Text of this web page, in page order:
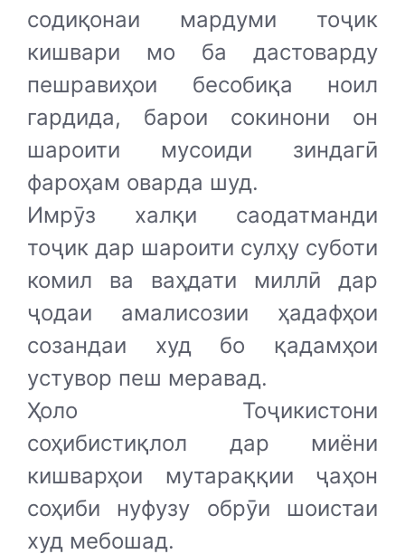
содиқонаи мардуми тоҷик
кишвари мо ба дастоварду
пешравиҳои бесобиқа ноил
гардида, барои сокинони он
шароити мусоиди зиндагӣ
фароҳам оварда шуд.
Имрӯз халқи саодатманди
тоҷик дар шароити сулҳу суботи
комил ва ваҳдати миллӣ дар
ҷодаи амалисозии ҳадафҳои
созандаи худ бо қадамҳои
устувор пеш меравад.
Ҳоло Тоҷикистони
соҳибистиқлол дар миёни
кишварҳои мутараққии ҷаҳон
соҳиби нуфузу обрӯи шоистаи
худ мебошад.